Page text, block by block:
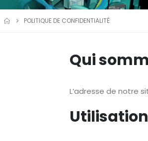
POLITIQUE DE CONFIDENTIALITÉ
Qui
L’adresse de notre